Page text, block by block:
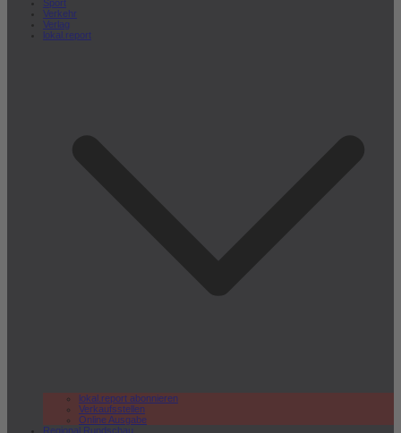
Sport
Verkehr
Verlag
lokal.report
lokal.report abonnieren
Verkaufsstellen
Online Ausgabe
Regional Rundschau